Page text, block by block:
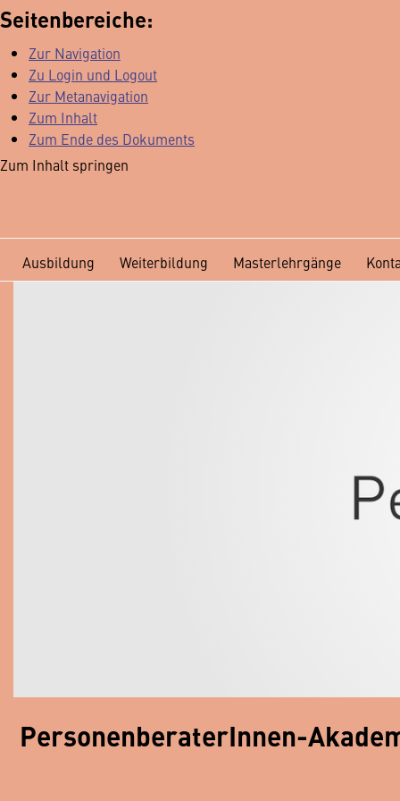
Seitenbereiche:
Zur Navigation
Zu Login und Logout
Zur Metanavigation
Zum Inhalt
Zum Ende des Dokuments
Zum Inhalt springen
Ausbildung Weiterbildung Masterlehrgänge
PersonenberaterInnen-